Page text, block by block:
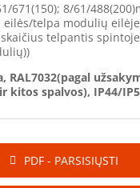
671(150); 8/61/
eilės/telpa modulių
telpantis
RAL7032(pagal
kitos spalvos), IP44/
PDF - PARSISIŲSTI